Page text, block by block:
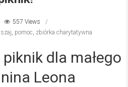
557 Views
, pomoc, zbiórka charytatywna
dla małego
Leona